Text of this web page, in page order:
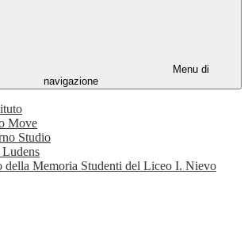
Menu di
navigazione
Move
Studio
della Memoria Studenti del Liceo I. Nievo